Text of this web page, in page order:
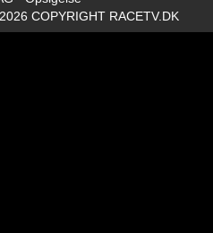
COPYRIGHT RACETV.DK